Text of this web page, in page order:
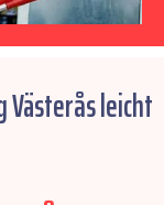
Västerås leicht